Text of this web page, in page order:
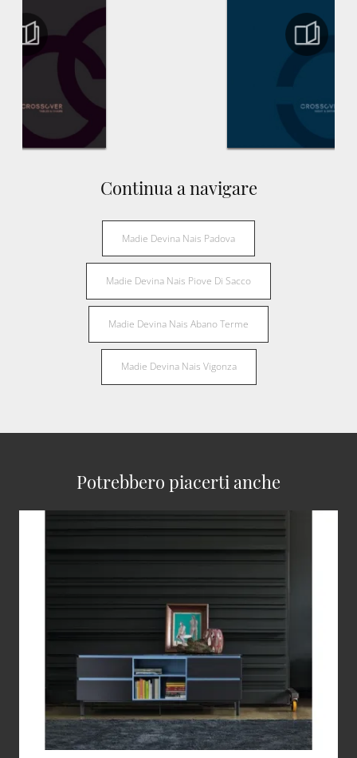
Continua a navigare
Madie Devina Nais Padova
Madie Devina Nais Piove Di Sacco
Madie Devina Nais Abano Terme
Madie Devina Nais Vigonza
Potrebbero piacerti anche